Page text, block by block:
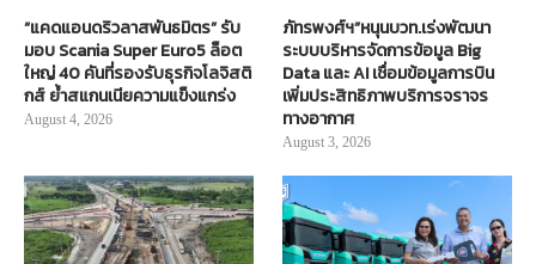
“แคดแอนดริวลาสพันธมิตร” รับ
มอบ Scania Super Euro5 ล็อต
ใหญ่ 40 คันที่รองรับธุรกิจโลจิสติ
กส์ ย้ำสแกนเนียความแข็งแกร่ง
August 4, 2026
ภัทรพงศ์ฯ”หนุนบวท.เร่งพัฒนา
ระบบบริหารจัดการข้อมูล Big
Data และ AI เชื่อมข้อมูลการบิน
เพิ่มประสิทธิภาพบริการจราจร
ทางอากาศ
August 3, 2026